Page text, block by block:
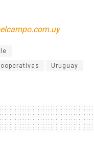
Uruguay